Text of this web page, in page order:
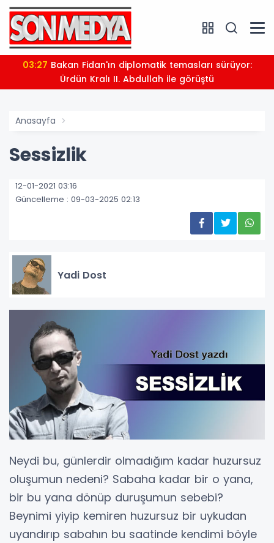
03:27
Ürdün Kralı II. Abdullah ile görüştü
Anasayfa
Sessizlik
12-01-2021 03:16
Güncelleme : 09-03-2025 02:13
Yadi Dost
Neydi bu, günlerdir olmadığım kadar huzursuz
oluşumun nedeni? Sabaha kadar bir o yana,
bir bu yana dönüp duruşumun sebebi?
Beynimi yiyip kemiren huzursuz bir uykudan
uyandırıp sabahın bu saatinde kendimi böyle